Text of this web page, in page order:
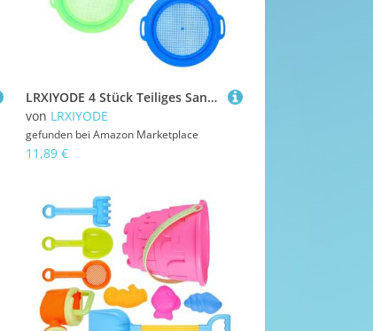
LRXIYODE 4 Stück Teiliges Sandspielzeug mit Sand Sieb Schaufel aus Robustem PP Farbenfrohes Strandspielzeug für Effektives Sandfiltern für Sauberes Spielvergnügen für Sommer Am Strand und
von LRXIYODE
gefunden bei Amazon Marketplace
11,89 €